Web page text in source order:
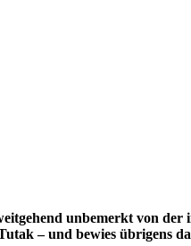
unbemerkt von der
– und bewies übrigens